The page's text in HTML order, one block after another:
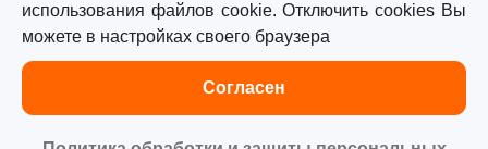
Главная Каталог Сравнение
использования файлов cookie. Отключить cookies Вы
можете в настройках своего браузера
Согласен